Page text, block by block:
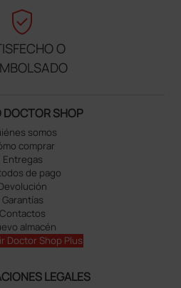
verified_user
O
DOCTOR SHOP
somos
comprar
Entregas
de pago
Garantías
Contactos
almacén
Doctor Shop Plus
LEGALES